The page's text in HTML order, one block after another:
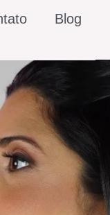
Blog